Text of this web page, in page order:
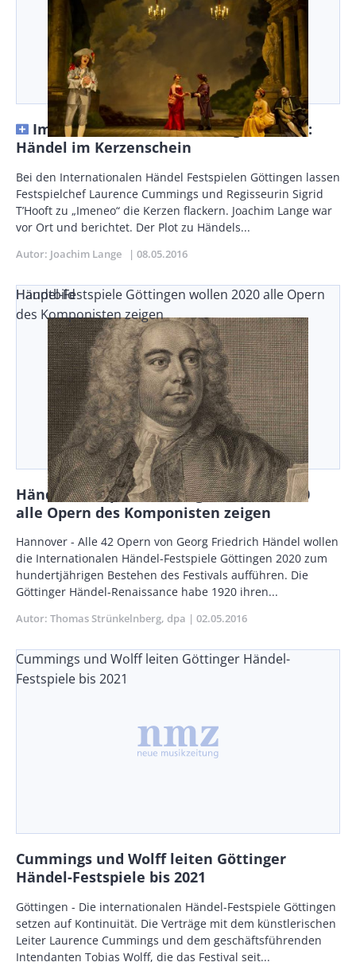
Im Wechsel der Inszenierungsästhetik:
Händel im Kerzenschein
Body
Bei den Internationalen Händel Festspielen Göttingen lassen
Festspielchef Laurence Cummings und Regisseurin Sigrid
T’Hooft zu „Imeneo“ die Kerzen flackern. Joachim Lange war
vor Ort und berichtet. Der Plot zu Händels...
Autor Joachim Lange Publikationsdatum
08.05.2016
Händel-Festspiele Göttingen wollen 2020 alle Opern
des Komponisten zeigen
Hauptbild
Händel-Festspiele Göttingen wollen 2020
alle Opern des Komponisten zeigen
Body
Hannover - Alle 42 Opern von Georg Friedrich Händel wollen
die Internationalen Händel-Festspiele Göttingen 2020 zum
hundertjährigen Bestehen des Festivals aufführen. Die
Göttinger Händel-Renaissance habe 1920 ihren...
Autor Thomas Strünkelnberg dpa Publikationsdatum
02.05.2016
Cummings und Wolff leiten Göttinger Händel-
Festspiele bis 2021
Cummings und Wolff leiten Göttinger
Händel-Festspiele bis 2021
Body
Göttingen - Die internationalen Händel-Festspiele Göttingen
setzen auf Kontinuität. Die Verträge mit dem künstlerischen
Leiter Laurence Cummings und dem geschäftsführenden
Intendanten Tobias Wolff, die das Festival seit...